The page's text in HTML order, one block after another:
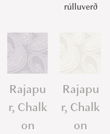
rúlluverð
Rajapu
r, Chalk
on
Rajapu
r, Chalk
on